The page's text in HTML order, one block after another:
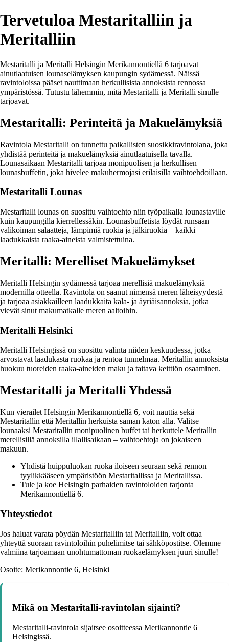
Tervetuloa Mestaritalliin ja
Meritalliin
Mestaritalli ja Meritalli Helsingin Merikannontiellä 6 tarjoavat
ainutlaatuisen lounaselämyksen kaupungin sydämessä. Näissä
ravintoloissa pääset nauttimaan herkullisista annoksista rennossa
ympäristössä. Tutustu lähemmin, mitä Mestaritalli ja Meritalli sinulle
tarjoavat.
Mestaritalli: Perinteitä ja Makuelämyksiä
Ravintola Mestaritalli on tunnettu paikallisten suosikkiravintolana, joka
yhdistää perinteitä ja makuelämyksiä ainutlaatuisella tavalla.
Lounasaikaan Mestaritalli tarjoaa monipuolisen ja herkullisen
lounasbuffetin, joka hivelee makuhermojasi erilaisilla vaihtoehdoillaan.
Mestaritalli Lounas
Mestaritalli lounas on suosittu vaihtoehto niin työpaikalla lounastaville
kuin kaupungilla kierrellessäkin. Lounasbuffetista löydät runsaan
valikoiman salaatteja, lämpimiä ruokia ja jälkiruokia – kaikki
laadukkaista raaka-aineista valmistettuina.
Meritalli: Merelliset Makuelämykset
Meritalli Helsingin sydämessä tarjoaa merellisiä makuelämyksiä
modernilla otteella. Ravintola on saanut nimensä meren läheisyydestä
ja tarjoaa asiakkailleen laadukkaita kala- ja äyriäisannoksia, jotka
vievät sinut makumatkalle meren aaltoihin.
Meritalli Helsinki
Meritalli Helsingissä on suosittu valinta niiden keskuudessa, jotka
arvostavat laadukasta ruokaa ja rentoa tunnelmaa. Meritallin annoksista
huokuu tuoreiden raaka-aineiden maku ja taitava keittiön osaaminen.
Mestaritalli ja Meritalli Yhdessä
Kun vierailet Helsingin Merikannontiellä 6, voit nauttia sekä
Mestaritallin että Meritallin herkuista saman katon alla. Valitse
lounaaksi Mestaritallin monipuolinen buffet tai herkuttele Meritallin
merellisillä annoksilla illallisaikaan – vaihtoehtoja on jokaiseen
makuun.
Yhdistä huippuluokan ruoka iloiseen seuraan sekä rennon
tyylikkääseen ympäristöön Mestaritallissa ja Meritallissa.
Tule ja koe Helsingin parhaiden ravintoloiden tarjonta
Merikannontiellä 6.
Yhteystiedot
Jos haluat varata pöydän Mestaritalliin tai Meritalliin, voit ottaa
yhteyttä suoraan ravintoloihin puhelimitse tai sähköpostitse. Olemme
valmiina tarjoamaan unohtumattoman ruokaelämyksen juuri sinulle!
Osoite: Merikannontie 6, Helsinki
Mikä on Mestaritalli-ravintolan sijainti?
Mestaritalli-ravintola sijaitsee osoitteessa Merikannontie 6
Helsingissä.